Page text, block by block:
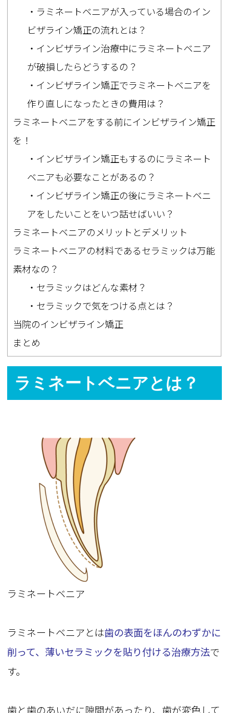
・ラミネートベニアが入っている場合のイン
ビザライン矯正の流れとは？
・インビザライン治療中にラミネートベニア
が破損したらどうするの？
・インビザライン矯正でラミネートベニアを
作り直しになったときの費用は？
ラミネートベニアをする前にインビザライン矯正
を！
・インビザライン矯正もするのにラミネート
ベニアも必要なことがあるの？
・インビザライン矯正の後にラミネートベニ
アをしたいことをいつ話せばいい？
ラミネートベニアのメリットとデメリット
ラミネートベニアの材料であるセラミックは万能
素材なの？
・セラミックはどんな素材？
・セラミックで気をつける点とは？
当院のインビザライン矯正
まとめ
ラミネートベニアとは？
ラミネートベニア
ラミネートベニアとは歯の表面をほんのわずかに
削って、薄いセラミックを貼り付ける治療方法で
す。
歯と歯のあいだに隙間があったり、歯が変色して